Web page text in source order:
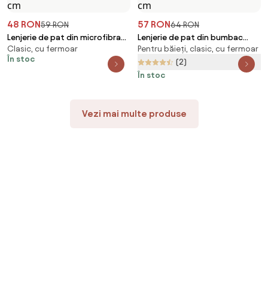
48 RON59 RON
Lenjerie de pat din microfibra
FLORANY albă Dimensiune
lenjerie de pat: 70 x 90 cm | 140
Clasic, cu fermoar
În stoc
57 RON64 RON
Lenjerie de pat din bumbac
THERSA albastru Dimensiune
lenjerie de pat: 70 x 90 cm | 140
x 200 cm
Pentru băieți, clasic, cu fermoar
(2)
În stoc
Vezi mai multe produse